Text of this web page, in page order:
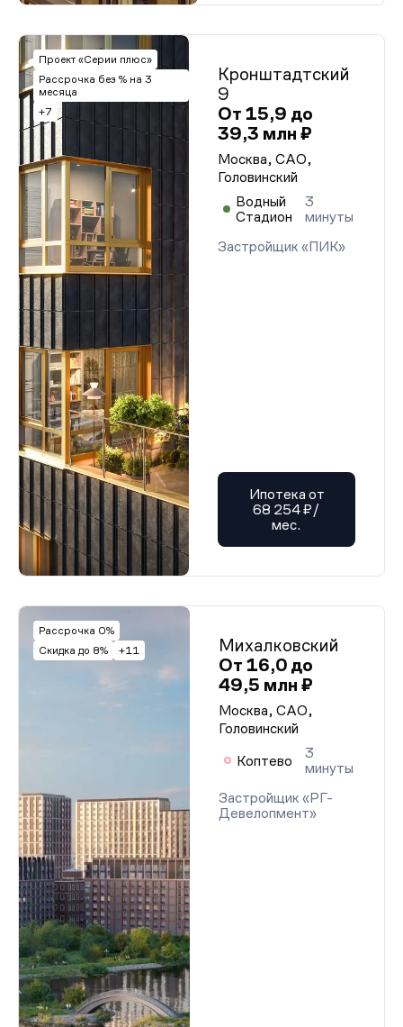
Проект «Серии плюс»
Рассрочка без % на 3
месяца
+7
Кронштадтский
9
От 15,9 до
39,3 млн ₽
Москва, САО,
Головинский
Водный
Стадион
3
минуты
Застройщик «ПИК»
Ипотека от
68 254 ₽/
мес.
Рассрочка 0%
Скидка до 8%
+11
Михалковский
От 16,0 до
49,5 млн ₽
Москва, САО,
Головинский
Коптево
3
минуты
Застройщик «РГ-
Девелопмент»